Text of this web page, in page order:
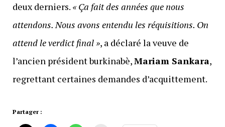
deux derniers. « Ça fait des années que nous
attendons. Nous avons entendu les réquisitions. On
attend le verdict final », a déclaré la veuve de
l’ancien président burkinabè,Mariam Sankara,
regrettant certaines demandes d’acquittement.
Partager :